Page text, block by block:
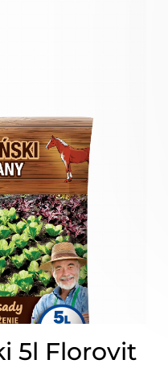
5l Florovit